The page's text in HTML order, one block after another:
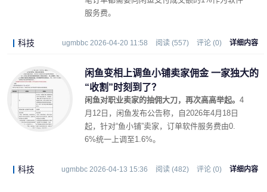
服务费。
科技 ugmbbc 2026-04-20 11:58 阅读 (557) 评论 (0) 详细内容
闲鱼变相上调鱼小铺卖家佣金 一家独大的
“收割”时刻到了？
闲鱼对职业卖家的抽佣大刀，再次高高举起。 4
月12日，闲鱼发布公告称，自2026年4月18日
起，针对“鱼小铺”卖家，订单软件服务费由0.
6%统一上调至1.6%。
科技 ugmbbc 2026-04-13 15:36 阅读 (482) 评论 (0) 详细内容